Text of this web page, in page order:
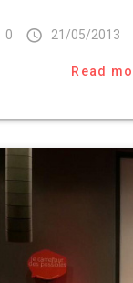
0 21/05/2013
Read